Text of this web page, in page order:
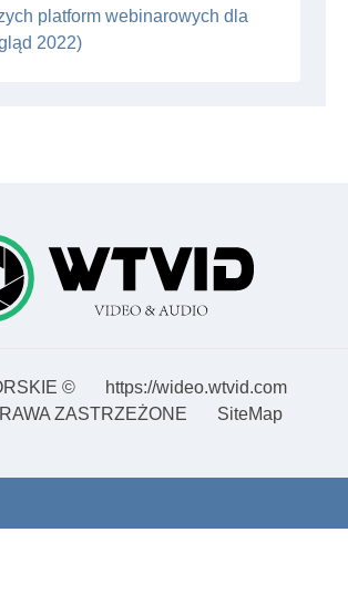
platform webinarowych dla
2022)
©
https://wideo.wtvid.com
ZASTRZEŻONE
SiteMap